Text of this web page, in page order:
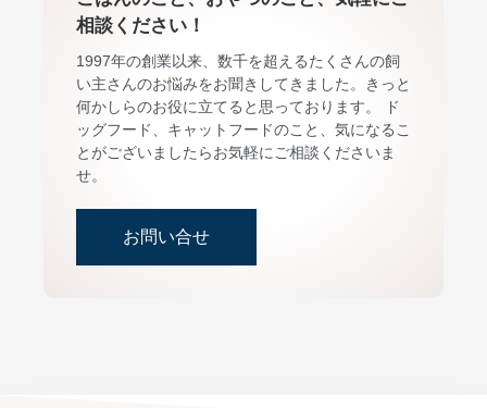
相談ください！
1997年の創業以来、数千を超えるたくさんの飼
い主さんのお悩みをお聞きしてきました。きっと
何かしらのお役に立てると思っております。 ド
ッグフード、キャットフードのこと、気になるこ
とがございましたらお気軽にご相談くださいま
せ。
お問い合せ